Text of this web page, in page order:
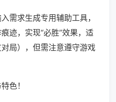
需求生成专用辅助工具，
迹，实现“必胜”效果，适
局），但需注意遵守游戏
色！